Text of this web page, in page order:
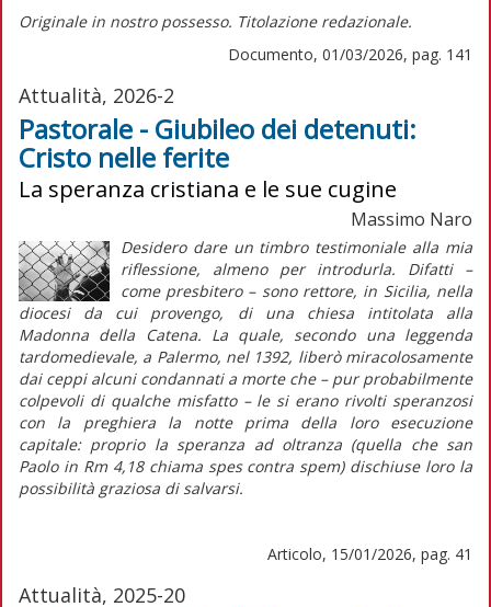
Originale in nostro possesso. Titolazione redazionale.
Documento, 01/03/2026, pag. 141
Attualità, 2026-2
Pastorale - Giubileo dei detenuti:
Cristo nelle ferite
La speranza cristiana e le sue cugine
Massimo Naro
Desidero dare un timbro testimoniale alla mia
riflessione, almeno per introdurla. Difatti –
come presbitero – sono rettore, in Sicilia, nella
diocesi da cui provengo, di una chiesa intitolata alla
Madonna della Catena. La quale, secondo una leggenda
tardomedievale, a Palermo, nel 1392, liberò miracolosamente
dai ceppi alcuni condannati a morte che – pur probabilmente
colpevoli di qualche misfatto – le si erano rivolti speranzosi
con la preghiera la notte prima della loro esecuzione
capitale: proprio la speranza ad oltranza (quella che san
Paolo in Rm 4,18 chiama spes contra spem) dischiuse loro la
possibilità graziosa di salvarsi.
Articolo, 15/01/2026, pag. 41
Attualità, 2025-20